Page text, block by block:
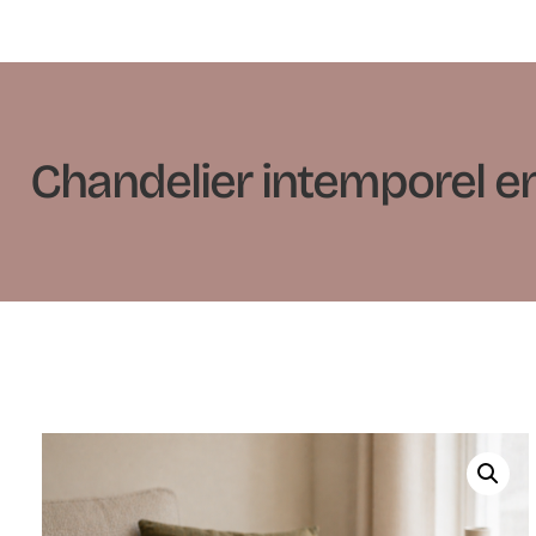
Chandelier intemporel